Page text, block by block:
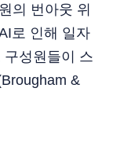
의 번아웃 위
로 인해 일자
성원들이 스
&